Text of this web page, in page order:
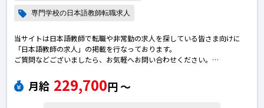
専門学校の日本語教師転職求人
当サイトは日本語教師で転職や非常勤の求人を探している皆さま向けに
「日本語教師の求人」の掲載を行なっております。
ご質問などございましたら、お気軽へお問い合わせください。
※求人によっては募集が終了している場合がございます。予めご了承下さ
い。日本語教師の転職求人
月給 229,700円 〜